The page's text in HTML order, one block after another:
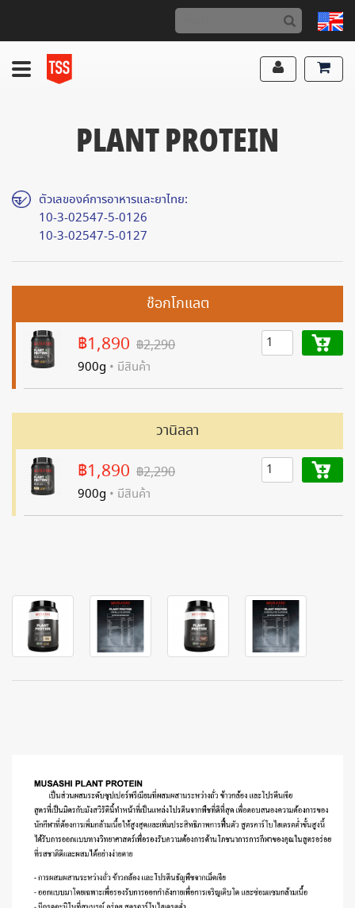
PLANT PROTEIN
ตัวเลของค์การอาหารและยาไทย:
10-3-02547-5-0126
10-3-02547-5-0127
ช๊อกโกแลต
฿1,890 ฿2,290
900g • มีสินค้า
วานิลลา
฿1,890 ฿2,290
900g • มีสินค้า